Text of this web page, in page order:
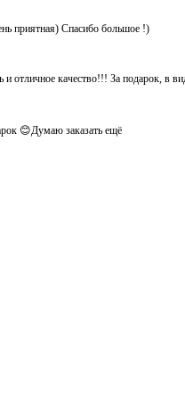
приятная) Спасибо большое !)
отличное качество!!! За подарок, в
😊Думаю заказать ещё